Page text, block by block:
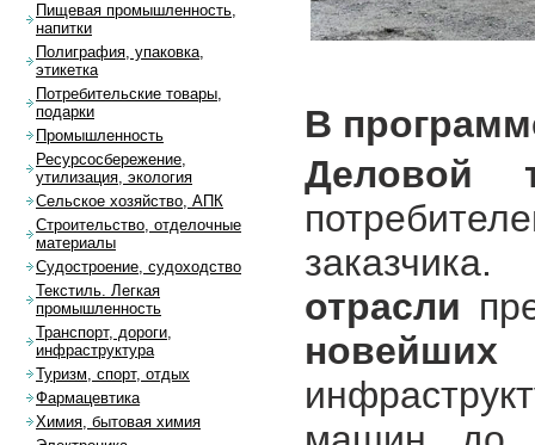
В
Деловой
отрасли
Пищевая промышленность,
напитки
Полиграфия, упаковка,
этикетка
Потребительские товары,
подарки
Промышленность
Ресурсосбережение,
утилизация, экология
Сельское хозяйство, АПК
Строительство, отделочные
материалы
Судостроение, судоходство
Текстиль. Легкая
промышленность
Транспорт, дороги,
инфраструктура
Туризм, спорт, отдых
Фармацевтика
Химия, бытовая химия